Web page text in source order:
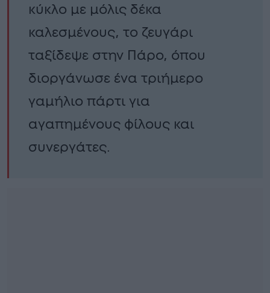
κύκλο με μόλις δέκα
καλεσμένους, το ζευγάρι
ταξίδεψε στην Πάρο, όπου
διοργάνωσε ένα τριήμερο
γαμήλιο πάρτι για
αγαπημένους φίλους και
συνεργάτες.